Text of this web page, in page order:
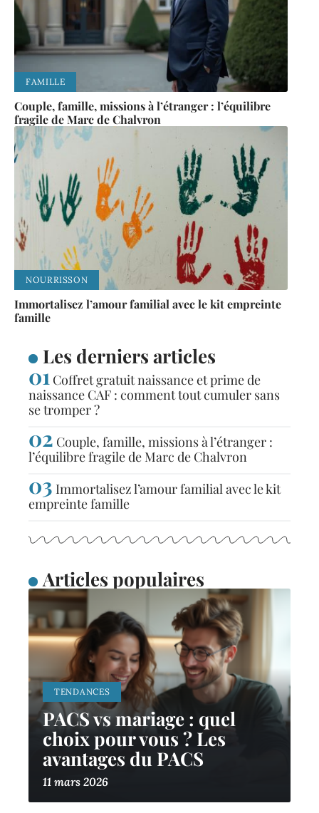
FAMILLE
Couple, famille, missions à l’étranger : l’équilibre
fragile de Marc de Chalvron
NOURRISSON
Immortalisez l’amour familial avec le kit empreinte
famille
Les derniers articles
Coffret gratuit naissance et prime de
naissance CAF : comment tout cumuler sans
se tromper ?
Couple, famille, missions à l’étranger :
l’équilibre fragile de Marc de Chalvron
Immortalisez l’amour familial avec le kit
empreinte famille
Articles populaires
TENDANCES
PACS vs mariage : quel
choix pour vous ? Les
avantages du PACS
11 mars 2026